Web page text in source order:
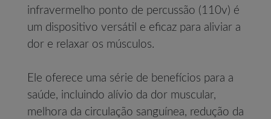
infravermelho ponto de percussão (110v) é
um dispositivo versátil e eficaz para aliviar a
dor e relaxar os músculos.
Ele oferece uma série de benefícios para a
saúde, incluindo alívio da dor muscular,
melhora da circulação sanguínea, redução da